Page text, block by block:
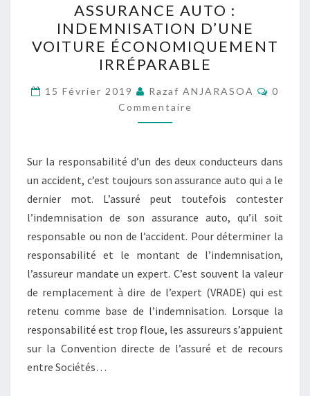
AUTO :
INDEMNISATION
D’UNE
VOITURE
ÉCONOMIQUEMENT
IRRÉPARABLE
ASSURANCE AUTO :
INDEMNISATION D’UNE
VOITURE ÉCONOMIQUEMENT
IRRÉPARABLE
15 Février 2019 Razaf ANJARASOA
0
Commentaire
Sur la responsabilité d’un des deux conducteurs dans
un accident, c’est toujours son assurance auto qui a le
dernier mot. L’assuré peut toutefois contester
l’indemnisation de son assurance auto, qu’il soit
responsable ou non de l’accident. Pour déterminer la
responsabilité et le montant de l’indemnisation,
l’assureur mandate un expert. C’est souvent la valeur
de remplacement à dire de l’expert (VRADE) qui est
retenu comme base de l’indemnisation. Lorsque la
responsabilité est trop floue, les assureurs s’appuient
sur la Convention directe de l’assuré et de recours
entre Sociétés…